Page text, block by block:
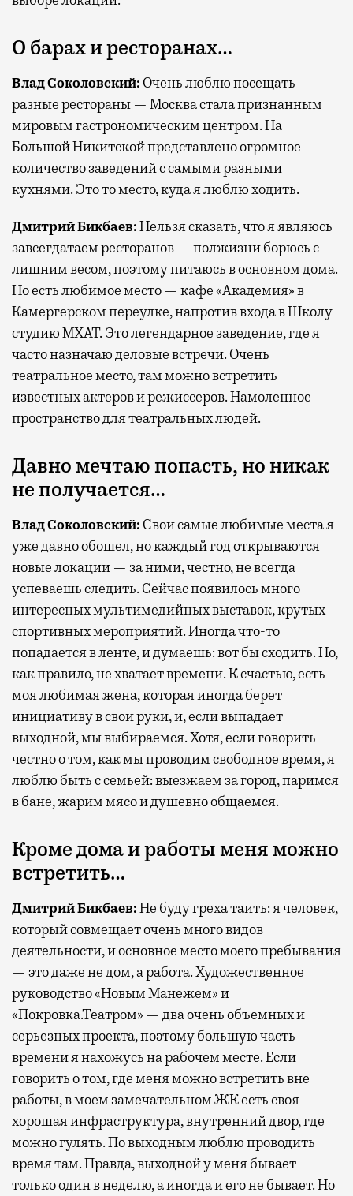
О барах и ресторанах…
Влад Соколовский: Очень люблю посещать
разные рестораны — Москва стала признанным
мировым гастрономическим центром. На
Большой Никитской представлено огромное
количество заведений с самыми разными
кухнями. Это то место, куда я люблю ходить.
Дмитрий Бикбаев:Нельзя сказать, что я являюсь
завсегдатаем ресторанов — полжизни борюсь с
лишним весом, поэтому питаюсь в основном дома.
Но есть любимое место — кафе «Академия» в
Камергерском переулке, напротив входа в Школу-
студию МХАТ. Это легендарное заведение, где я
часто назначаю деловые встречи. Очень
театральное место, там можно встретить
известных актеров и режиссеров. Намоленное
пространство для театральных людей.
Давно мечтаю попасть, но никак
не получается…
Влад Соколовский: Свои самые любимые места я
уже давно обошел, но каждый год открываются
новые локации — за ними, честно, не всегда
успеваешь следить. Сейчас появилось много
интересных мультимедийных выставок, крутых
спортивных мероприятий. Иногда что-то
попадается в ленте, и думаешь: вот бы сходить. Но,
как правило, не хватает времени. К счастью, есть
моя любимая жена, которая иногда берет
инициативу в свои руки, и, если выпадает
выходной, мы выбираемся. Хотя, если говорить
честно о том, как мы проводим свободное время, я
люблю быть с семьей: выезжаем за город, паримся
в бане, жарим мясо и душевно общаемся.
Кроме дома и работы меня можно
встретить…
Дмитрий Бикбаев:Не буду греха таить: я человек,
который совмещает очень много видов
деятельности, и основное место моего пребывания
— это даже не дом, а работа. Художественное
руководство «Новым Манежем» и
«Покровка.Театром» — два очень объемных и
серьезных проекта, поэтому большую часть
времени я нахожусь на рабочем месте. Если
говорить о том, где меня можно встретить вне
работы, в моем замечательном ЖК есть своя
хорошая инфраструктура, внутренний двор, где
можно гулять. По выходным люблю проводить
время там. Правда, выходной у меня бывает
только один в неделю, а иногда и его не бывает. Но